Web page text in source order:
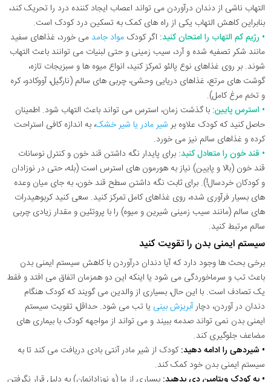
التهاب ناشی از دندان درآوردن می تواند اعصاب ایجاد کننده درد را تحریک کند،
بنابراین کاهش التهاب یکی از راه های کمک به تسکین درد کودک است.
• رژیم کم التهاب را امتحان کنید: اگر کودک مواد جامدمی خورد، غذاهای سفید
مانند شکر تصفیه شده و آرد، سیب زمینی و حتی لبنیات می توانند باعث التهاب
شوند. بر روی غذاهای نوع پالئو تمرکز کنید، انواع میوه ها و سبزیجات تازه،
گوشت های مرتع، غذاهای دریایی وحشی، چربی های سالم (نارگیل، آووکادو، کره
و تخم مرغ کامل).
• استرس پایین: با گذشت زمان، استرس می تواند باعث التهاب شود. اطمینان
حاصل کنید که کودک علاوه بر شیر مادر یا شیر خشک، به اندازه کافی استراحت
کرده و غذاهای سالم نیز می خورد.
• قند خون را متعادل کنید: برای پایدار نگه داشتن قند خون و کنترل نوسانات
قند خون (بالا و پایین) نیاز به هورمون های استرس است (بله، حتی در نوزادان
و کودکان خردسال!). برای ثابت نگه داشتن سطح قند خون، به جای میان وعده
های بسیار فرآوری شده، روی غذاهای کامل تمرکز کنید. سعی کنید کربوهیدرات
های سالم (مانند سیب زمینی شیرین و میوه) را با پروتئین و مقدار زیادی چربی
سالم مرتبط کنید.
سیستم ایمنی بدن را تقویت کنید
برخی بحث ها وجود دارد که آیا دندان درآوردن با کاهش سیستم ایمنی بدن
باعث تب و سرماخوردگی می شود یا اینکه این دو همزمان اتفاق می افتد و فقط
یک تصادف است. با این حال، بسیاری از والدین می گویند که کودک هنگام
دندان در آوردن، دچارآبریزش بینی یا تب می شود. حداقل، تقویت سیستم
ایمنی بدن نمی تواند صدمه ببیند و می تواند از مواجهه کودک با بیماری های
مضاعف جلوگیری کند.
• شیردهی را ادامه دهید:کودک از شیر مادر آنتی بادی دریافت می کند تا به
سیستم ایمنی بدن خود کمک کند.